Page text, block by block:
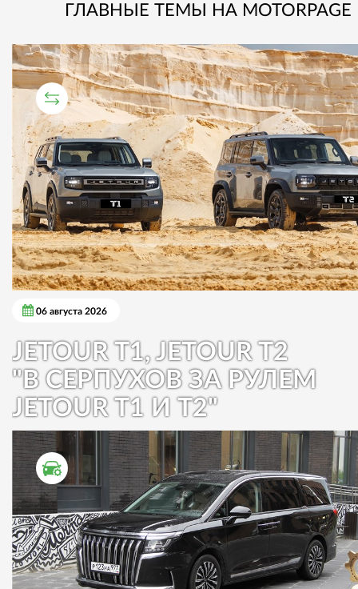
ГЛАВНЫЕ ТЕМЫ НА MOTORPAGE
СРАВНИТЕЛЬНЫЙ ТЕСТ
06 августа 2026
JETOUR T1, JETOUR T2
"В СЕРПУХОВ ЗА РУЛЕМ
JETOUR T1 И T2"
ТЕСТ ДРАЙВ